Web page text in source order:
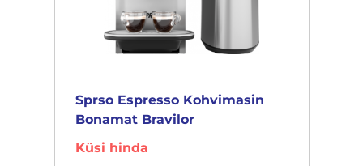
Sprso Espresso Kohvimasin
Bonamat Bravilor
Küsi hinda